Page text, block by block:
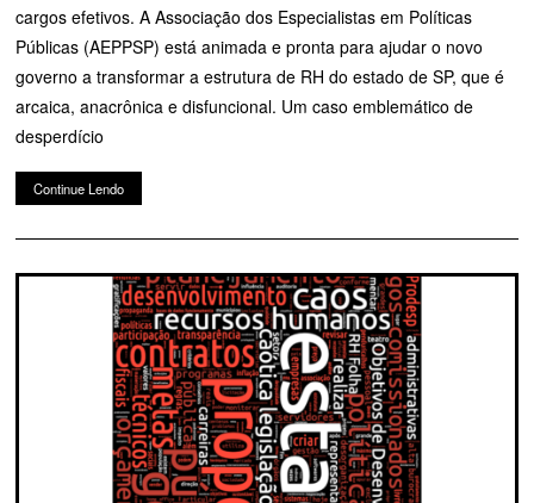
cargos efetivos. A Associação dos Especialistas em Políticas
Públicas (AEPPSP) está animada e pronta para ajudar o novo
governo a transformar a estrutura de RH do estado de SP, que é
arcaica, anacrônica e disfuncional. Um caso emblemático de
desperdício
Continue Lendo